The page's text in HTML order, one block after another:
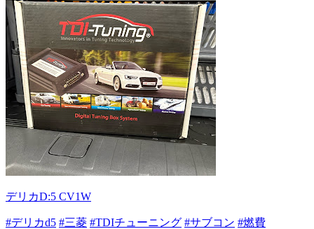
デリカD:5 CV1W
#デリカd5 #三菱 #TDIチューニング #サブコン #燃費